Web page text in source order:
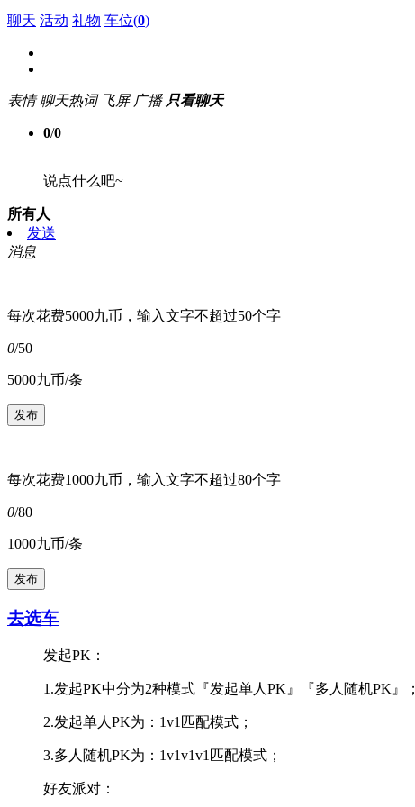
聊天 活动 礼物 车位(0)
表情 聊天热词 飞屏 广播 只看聊天
0/0
说点什么吧~
所有人
发送
消息
每次花费5000九币，输入文字不超过50个字
0/50
5000九币/条
每次花费1000九币，输入文字不超过80个字
0/80
1000九币/条
去选车
发起PK：
1.发起PK中分为2种模式『发起单人PK』『多人随机PK』；
2.发起单人PK为：1v1匹配模式；
3.多人随机PK为：1v1v1v1匹配模式；
好友派对：